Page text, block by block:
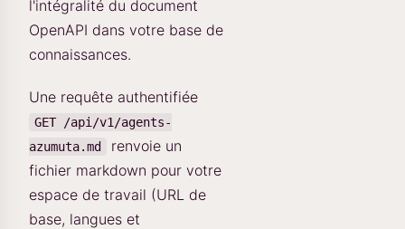
l'intégralité du document
OpenAPI dans votre base de
connaissances.
Une requête authentifiée
GET /api/v1/agents-
azumuta.md
renvoie un
fichier markdown pour votre
espace de travail (URL de
base, langues et